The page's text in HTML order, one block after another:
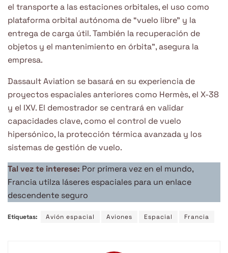
el transporte a las estaciones orbitales, el uso como
plataforma orbital autónoma de “vuelo libre” y la
entrega de carga útil. También la recuperación de
objetos y el mantenimiento en órbita”, asegura la
empresa.
Dassault Aviation se basará en su experiencia de
proyectos espaciales anteriores como Hermès, el X-38
y el IXV. El demostrador se centrará en validar
capacidades clave, como el control de vuelo
hipersónico, la protección térmica avanzada y los
sistemas de gestión de vuelo.
Tal vez te interese: Por primera vez en el mundo,
Francia utilza láseres espaciales para un enlace
descendente seguro
Etiquetas: Avión espacial Aviones Espacial Francia